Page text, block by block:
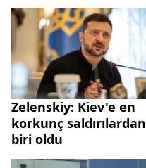
kritik 3 puan
Zelenskiy: Kiev'e en
korkunç saldırılardan
biri oldu